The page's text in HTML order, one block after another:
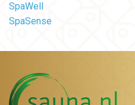
SpaWell
SpaSense